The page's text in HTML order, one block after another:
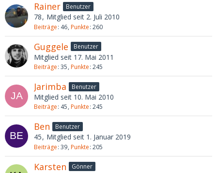
Rainer Benutzer
78 Mitglied seit 2. Juli 2010
Beiträge 46 Punkte 260
Guggele Benutzer
Mitglied seit 17. Mai 2011
Beiträge 35 Punkte 245
Jarimba Benutzer
Mitglied seit 10. Mai 2010
Beiträge 45 Punkte 245
Ben Benutzer
45 Mitglied seit 1. Januar 2019
Beiträge 39 Punkte 205
Karsten Gönner